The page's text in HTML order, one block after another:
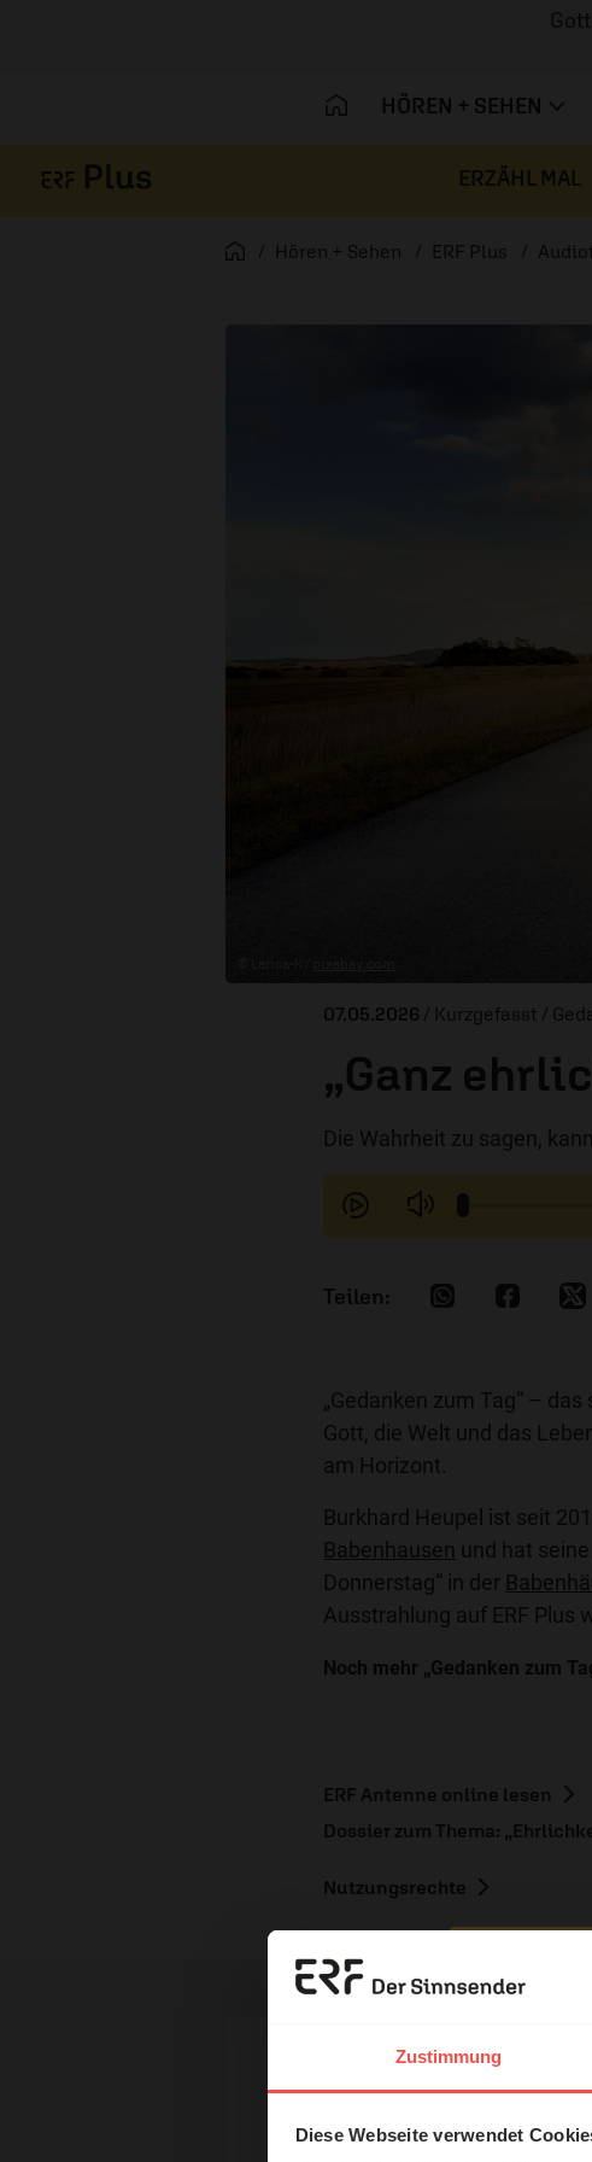
Zustimmung
Diese Webseite verwendet
HÖREN + SEHEN
ERZÄHL MAL
Startseite
Hören + Sehen ERF Plus
07.05.2026 / Kurzgefasst /
„Ganz
Die Wahrheit zu sagen,
„Gedanken zum Tag“ –
Gott, die Welt und das
am Horizont.
Burkhard Heupel ist seit
Babenhausen und hat
Donnerstag“ in der
Ausstrahlung auf ERF Plus
Noch mehr „Gedanken zum
ERF Antenne online lesen
Dossier zum Thema:
Nutzungsrechte
Ihr
Erzähl mal!
Das
und Hörer